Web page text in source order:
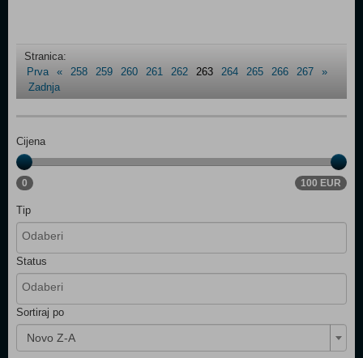
Stranica:
Prva
« 258 259 260 261 262 263 264 265 266 267
»
Zadnja
Cijena
0 100 EUR
Tip
Status
Sortiraj po
Novo Z-A